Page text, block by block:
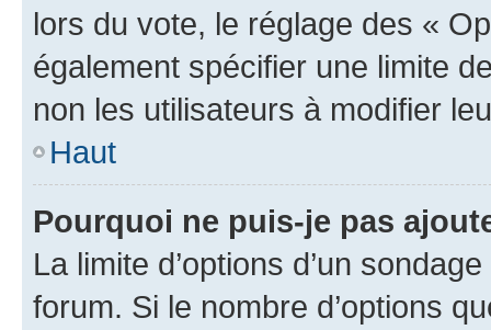
lors du vote, le réglage des «
également spécifier une limite
non les utilisateurs à modifier
Haut
Pourquoi ne puis-je pas
La limite d’options d’un
forum. Si le nombre d’options